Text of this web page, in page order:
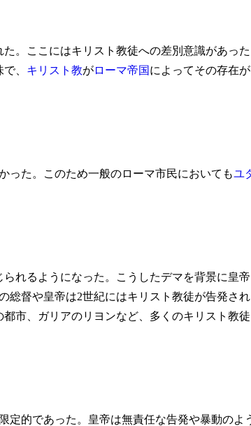
。ここにはキリスト教徒への差別意識があった
、 キリスト教がローマ帝国によってその存在が
った。このため一般のローマ市民においてもユ
れるようになった。こうしたデマを背景に皇帝
総督や皇帝は2世紀にはキリスト教徒が告発され
市、ガリアのリヨンなど、多くのキリスト教徒
定的であった。皇帝は無責任な告発や暴動のよ